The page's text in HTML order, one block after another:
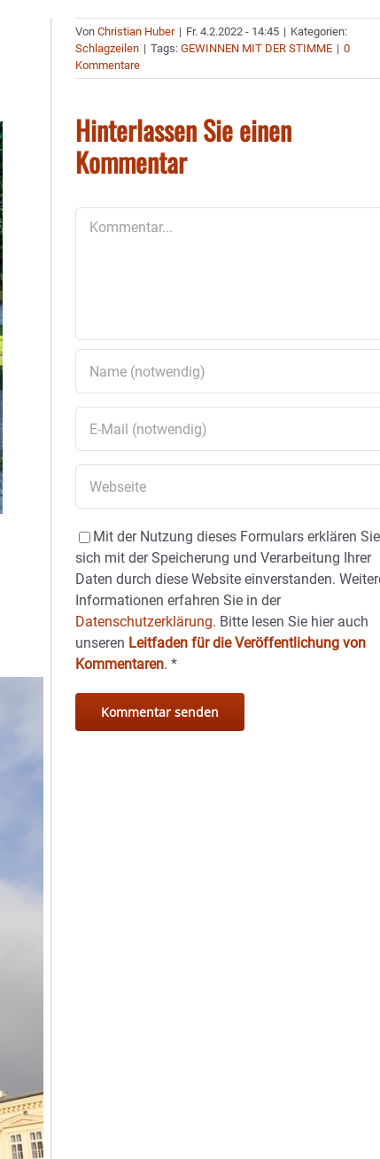
VonChristian Huber | Fr. 4.2.2022 - 14:45 | Kategorien:
Schlagzeilen | Tags:GEWINNEN MIT DER STIMME | 0
Kommentare
Hinterlassen Sie einen
Kommentar
Mit der Nutzung dieses Formulars erklären Sie
sich mit der Speicherung und Verarbeitung Ihrer
Daten durch diese Website einverstanden.
Informationen erfahren Sie in der
Datenschutzerklärung. Bitte lesen Sie hier auch
unseren Leitfaden für die Veröffentlichung von
Kommentaren.*